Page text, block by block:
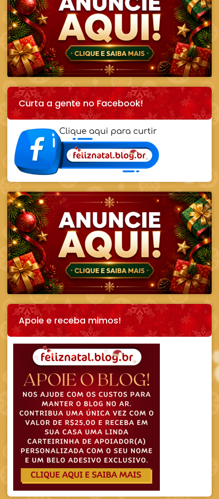
Curta a gente no Facebook!
Apoie e receba mimos!